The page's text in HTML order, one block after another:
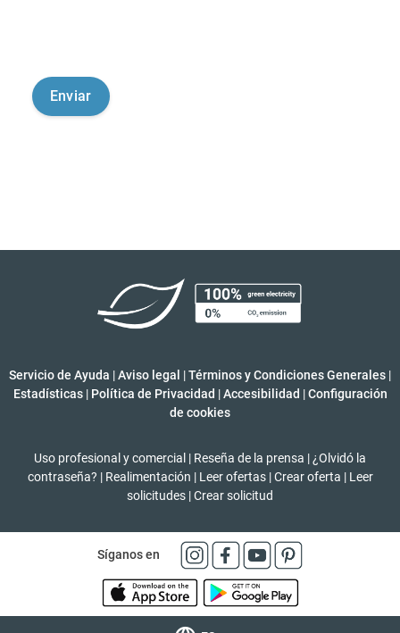
Servicio de Ayuda |Aviso legal |Términos y Condiciones Generales |
Estadísticas | Política de Privacidad | Accesibilidad | Configuración
de cookies
Uso profesional y comercial | Reseña de la prensa | ¿Olvidó la
contraseña? | Realimentación | Leer ofertas | Crear oferta | Leer
solicitudes |Crear solicitud
Síganos en